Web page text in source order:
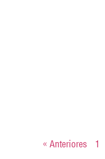
« Anteriores 1